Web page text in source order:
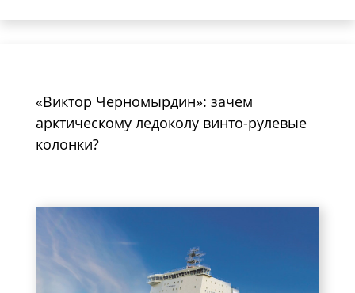
«Виктор Черномырдин»: зачем
арктическому ледоколу винто-рулевые
колонки?